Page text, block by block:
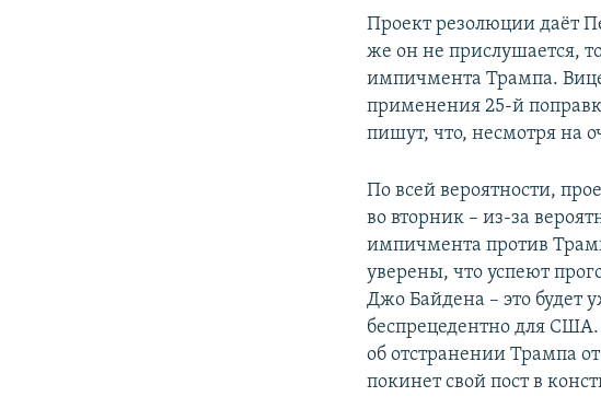
Проект резолюции даёт
же он не прислушается,
импичмента Трампа.
применения 25-й
пишут, что, несмотря на
По всей вероятности,
во вторник – из-за
импичмента против
уверены, что успеют
Джо Байдена – это будет
беспрецедентно для США.
об отстранении Трампа
покинет свой пост в